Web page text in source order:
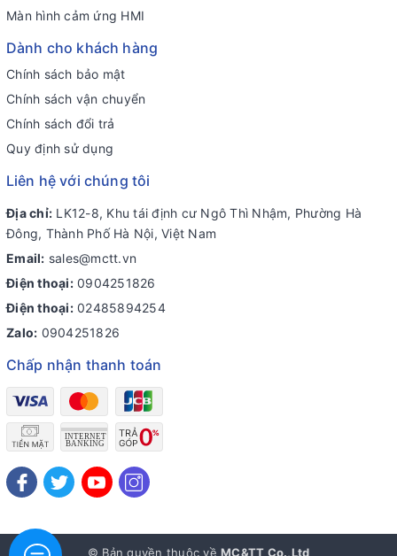
Màn hình cảm ứng HMI
Dành cho khách hàng
Chính sách bảo mật
Chính sách vận chuyển
Chính sách đổi trả
Quy định sử dụng
Liên hệ với chúng tôi
Địa chỉ: LK12-8, Khu tái định cư Ngô Thì Nhậm, Phường Hà
Đông, Thành Phố Hà Nội, Việt Nam
Email: sales@mctt.vn
Điện thoại: 0904251826
Điện thoại: 02485894254
Zalo: 0904251826
Chấp nhận thanh toán
© Bản quyền thuộc về MC&TT Co.,Ltd